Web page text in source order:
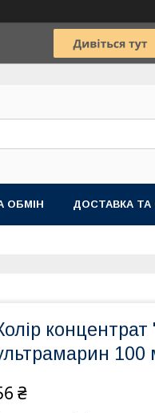
ОБМІН ДОСТАВКА ТА
100
₴